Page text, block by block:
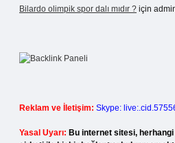
Bilardo olimpik spor dalı mıdır ? için
Reklam ve İletişim: Skype:
Yasal Uyarı: Bu internet sitesi,